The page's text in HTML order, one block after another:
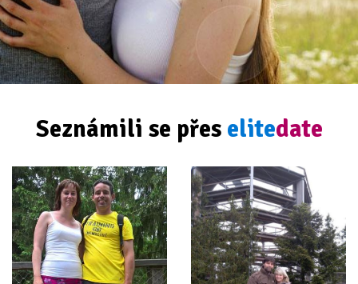
Seznámili se přes elitedate